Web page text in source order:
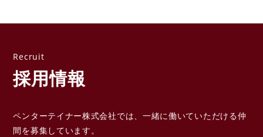
採用情報
ペンターテイナー株式会社では、一緒に働いていただける仲
間を募集しています。